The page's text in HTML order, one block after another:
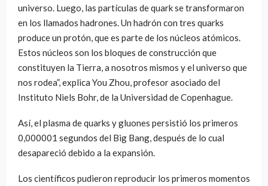
universo. Luego, las partículas de quark se transformaron
en los llamados hadrones. Un hadrón con tres quarks
produce un protón, que es parte de los núcleos atómicos.
Estos núcleos son los bloques de construcción que
constituyen la Tierra, a nosotros mismos y el universo que
nos rodea”, explica You Zhou, profesor asociado del
Instituto Niels Bohr, de la Universidad de Copenhague.
Así, el plasma de quarks y gluones persistió los primeros
0,000001 segundos del Big Bang, después de lo cual
desapareció debido a la expansión.
Los científicos pudieron reproducir los primeros momentos